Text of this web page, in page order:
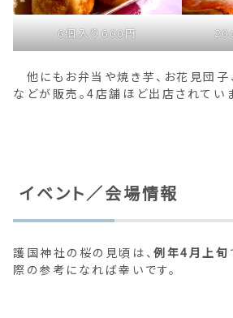
6個入り600円 20
他にもお弁当や焼き芋、お花見団子
などが販売。4店舗ほど出店されていま
イベント／会場情報
護国神社の桜の見頃は、例年4月上旬
際の参考になれば幸いです。